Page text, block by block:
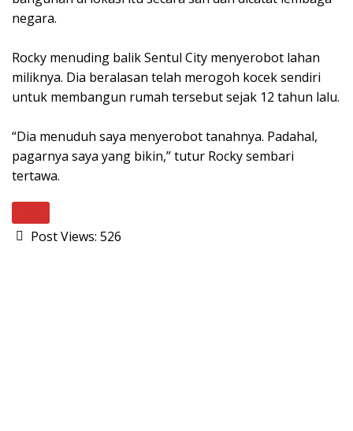
negara.
Rocky menuding balik Sentul City menyerobot lahan
miliknya. Dia beralasan telah merogoh kocek sendiri
untuk membangun rumah tersebut sejak 12 tahun lalu.
“Dia menuduh saya menyerobot tanahnya. Padahal,
pagarnya saya yang bikin,” tutur Rocky sembari
tertawa.
Post Views: 526